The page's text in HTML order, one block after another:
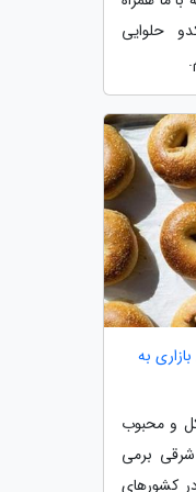
حلوایی
به
و محبوب
برمی
کشورهای